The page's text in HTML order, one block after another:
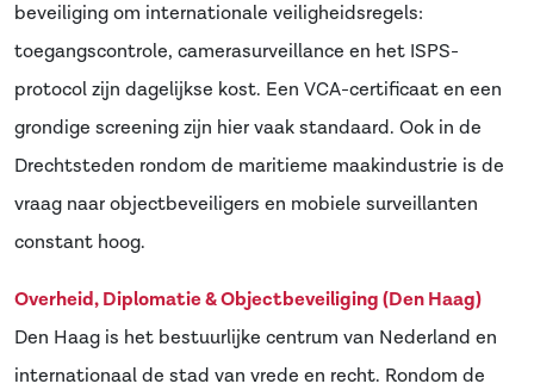
beveiliging om internationale veiligheidsregels:
toegangscontrole, camerasurveillance en het ISPS-
protocol zijn dagelijkse kost. Een VCA-certificaat en een
grondige screening zijn hier vaak standaard. Ook in de
Drechtsteden rondom de maritieme maakindustrie is de
vraag naar objectbeveiligers en mobiele surveillanten
constant hoog.
Overheid, Diplomatie & Objectbeveiliging (Den Haag)
Den Haag is het bestuurlijke centrum van Nederland en
internationaal de stad van vrede en recht. Rondom de